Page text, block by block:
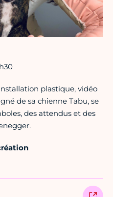
plastique, vidéo
de sa chienne Tabu, se
des attendus et des